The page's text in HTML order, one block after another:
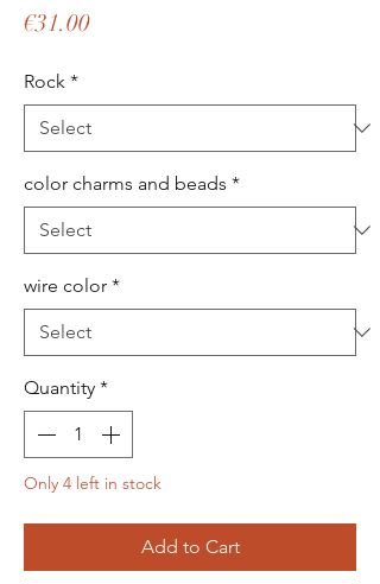
€31.00Price
Rock *
color charms and beads *
wire color *
Quantity *
Only 4 left in stock
Add to Cart